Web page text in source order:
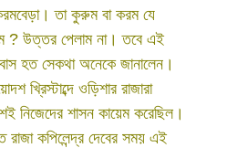
তা কুরুম বা করম যে
? উত্তর পেলাম না। তবে এই
হত সেকথা অনেকে জানালেন।
খ্রিস্টাব্দে ওড়িশার রাজারা
নিজেদের শাসন কায়েম করেছিল।
কপিলেন্দ্র দেবের সময় এই